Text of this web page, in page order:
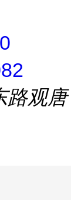
路观唐